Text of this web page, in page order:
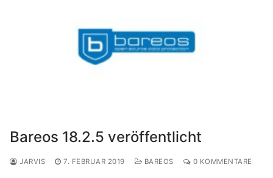
Bareos 18.2.5 veröffentlicht
JARVIS 7. FEBRUAR 2019 BAREOS 0 KOMMENTARE